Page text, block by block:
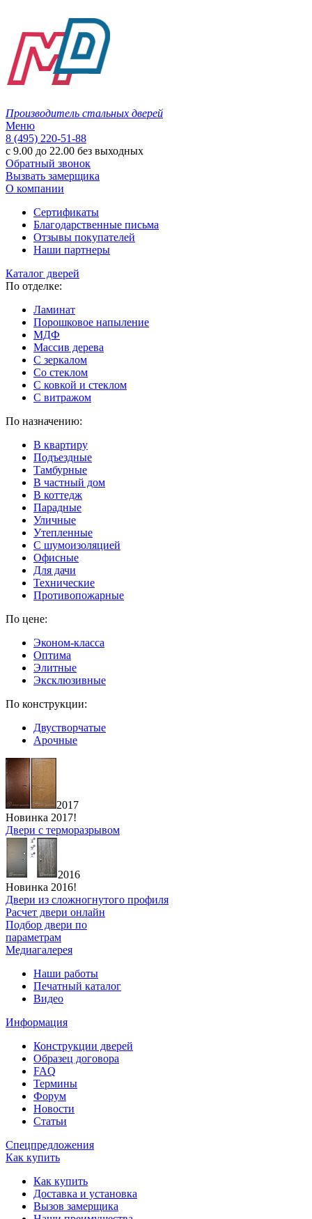
Производитель стальных дверей
Меню
8 (495) 220-51-88
с 9.00 до 22.00 без выходных
Обратный звонок
Вызвать замерщика
О компании
Сертификаты
Благодарственные письма
Отзывы покупателей
Наши партнеры
Каталог дверей
По отделке:
Ламинат
Порошковое напыление
МДФ
Массив дерева
С зеркалом
Со стеклом
С ковкой и стеклом
С витражом
По назначению:
В квартиру
Подъездные
Тамбурные
В частный дом
В коттедж
Парадные
Уличные
Утепленные
C шумоизоляцией
Офисные
Для дачи
Технические
Противопожарные
По цене:
Эконом-класса
Оптима
Элитные
Эксклюзивные
По конструкции:
Двустворчатые
Арочные
2017
Новинка 2017!
Двери с терморазрывом
2016
Новинка 2016!
Двери из сложногнутого профиля
Расчет двери онлайн
Подбор двери по
параметрам
Медиагалерея
Наши работы
Печатный каталог
Видео
Информация
Конструкции дверей
Образец договора
FAQ
Термины
Форум
Новости
Статьи
Спецпредложения
Как купить
Как купить
Доставка и установка
Вызов замерщика